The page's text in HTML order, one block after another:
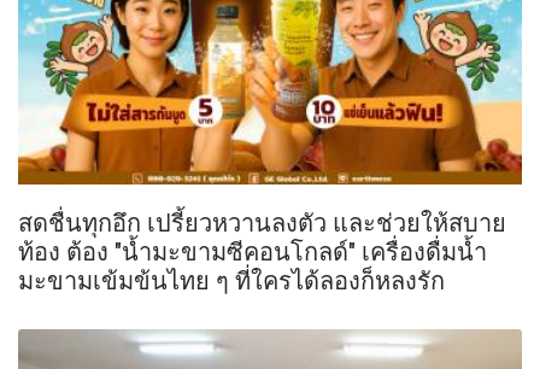
สดชื่นทุกอึก เปรี้ยวหวานลงตัว และช่วยให้สบาย
ท้อง ต้อง "น้ำมะขามซีคอนโกลด์" เครื่องดื่มน้ำ
มะขามเข้มข้นไทย ๆ ที่ใครได้ลองก็หลงรัก